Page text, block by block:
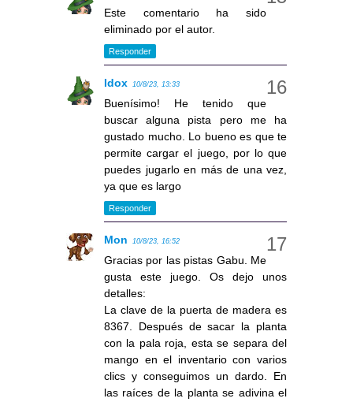
Este comentario ha sido
eliminado por el autor.
Responder
Idox 10/8/23, 13:33
Buenísimo! He tenido que
buscar alguna pista pero me ha
gustado mucho. Lo bueno es que te
permite cargar el juego, por lo que
puedes jugarlo en más de una vez,
ya que es largo
Responder
Mon 10/8/23, 16:52
Gracias por las pistas Gabu. Me
gusta este juego. Os dejo unos
detalles:
La clave de la puerta de madera es
8367. Después de sacar la planta
con la pala roja, esta se separa del
mango en el inventario con varios
clics y conseguimos un dardo. En
las raíces de la planta se adivina el